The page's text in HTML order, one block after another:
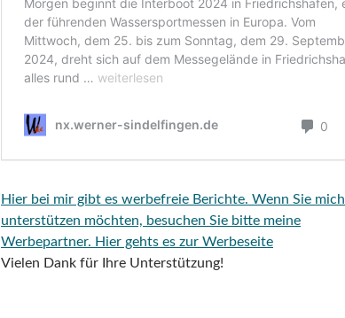
Hier bei mir gibt es werbefreie Berichte. Wenn Sie mich
unterstützen möchten, besuchen Sie bitte meine
Werbepartner. Hier gehts es zur Werbeseite
Vielen Dank für Ihre Unterstützung!